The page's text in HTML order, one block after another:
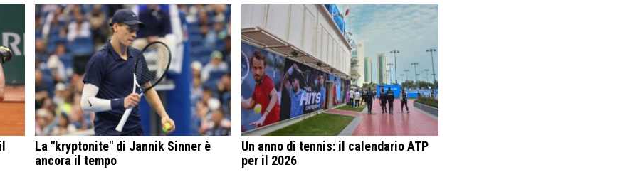
La "kryptonite" di Jannik Sinner è
ancora il tempo
Un anno di tennis: il calendario ATP
per il 2026